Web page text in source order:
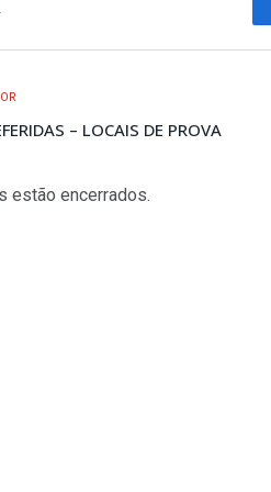
– LOCAIS DE PROVA
estão encerrados.